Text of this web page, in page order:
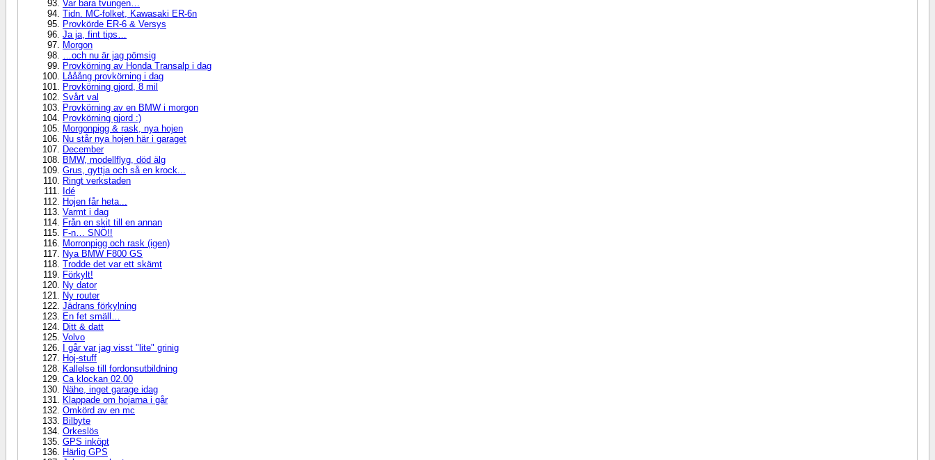
Var bara tvungen…
Tidn. MC-folket, Kawasaki ER-6n
Provkörde ER-6 & Versys
Ja ja, fint tips…
Morgon
…och nu är jag pömsig
Provkörning av Honda Transalp i dag
Lååång provkörning i dag
Provkörning gjord, 8 mil
Svårt val
Provkörning av en BMW i morgon
Provkörning gjord :)
Morgonpigg & rask, nya hojen
Nu står nya hojen här i garaget
December
BMW, modellflyg, död älg
Grus, gyttja och så en krock...
Ringt verkstaden
Idé
Hojen får heta...
Varmt i dag
Från en skit till en annan
F-n… SNÖ!!
Morronpigg och rask (igen)
Nya BMW F800 GS
Trodde det var ett skämt
Förkylt!
Ny dator
Ny router
Jädrans förkylning
En fet smäll…
Ditt & datt
Volvo
I går var jag visst "lite" grinig
Hoj-stuff
Kallelse till fordonsutbildning
Ca klockan 02.00
Nähe, inget garage idag
Klappade om hojarna i går
Omkörd av en mc
Bilbyte
Orkeslös
GPS inköpt
Härlig GPS